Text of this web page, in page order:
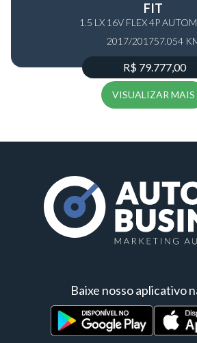
FIT
1.5 LX 16V FLEX 4P
2017/201757.054
R$ 79.777,00
VISUALIZAR MAIS
Baixe nosso aplicativo